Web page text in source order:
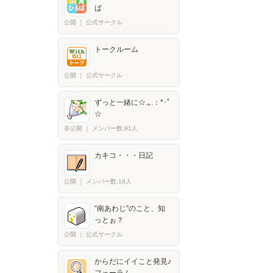
ば
公開 公式サークル
トークルーム
公開 公式サークル
ずっと一緒に☆.｡.：*･ﾟ
☆
非公開 メンバー数:91人
カキコ・・・日記
公開 メンバー数:18人
“南あわじ”のこと、知
っとぉ？
公開 公式サークル
からだにイイこと発見♪